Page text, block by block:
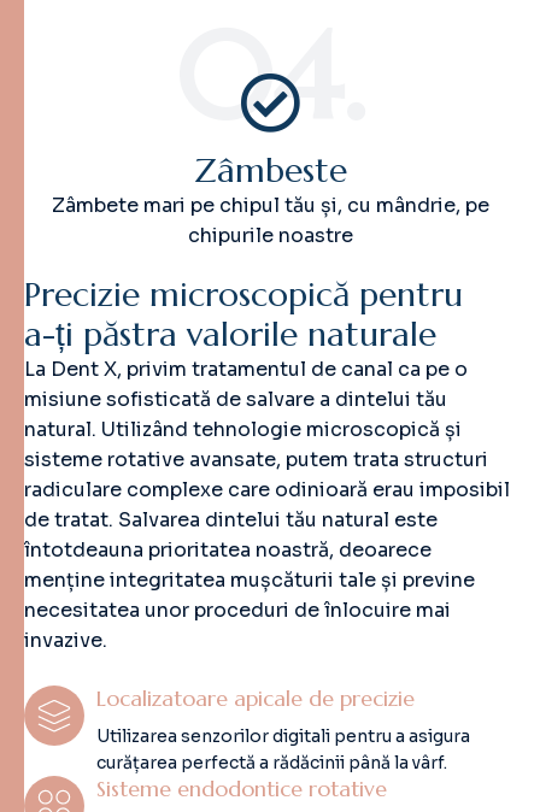
04.
Zâmbeste
Zâmbete mari pe chipul tău și, cu mândrie, pe
chipurile noastre
Precizie microscopică pentru
a-ți păstra valorile naturale
La Dent X, privim tratamentul de canal ca pe o
misiune sofisticată de salvare a dintelui tău
natural. Utilizând tehnologie microscopică și
sisteme rotative avansate, putem trata structuri
radiculare complexe care odinioară erau imposibil
de tratat. Salvarea dintelui tău natural este
întotdeauna prioritatea noastră, deoarece
menține integritatea mușcăturii tale și previne
necesitatea unor proceduri de înlocuire mai
invazive.
Localizatoare apicale de precizie
Utilizarea senzorilor digitali pentru a asigura
curățarea perfectă a rădăcinii până la vârf.
Sisteme endodontice rotative